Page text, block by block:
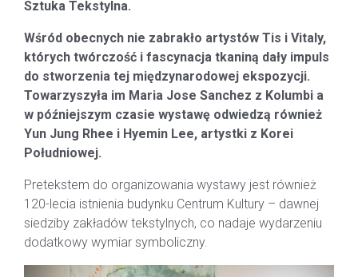
Sztuka Tekstylna.
Wśród obecnych nie zabrakło artystów Tis i Vitaly,
których twórczość i fascynacja tkaniną dały impuls
do stworzenia tej międzynarodowej ekspozycji.
Towarzyszyła im Maria Jose Sanchez z Kolumbi a
w późniejszym czasie wystawę odwiedzą również
Yun Jung Rhee i Hyemin Lee, artystki z Korei
Południowej.
Pretekstem do organizowania wystawy jest również
120-lecia istnienia budynku Centrum Kultury – dawnej
siedziby zakładów tekstylnych, co nadaje wydarzeniu
dodatkowy wymiar symboliczny.